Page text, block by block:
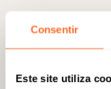
Consentir
Este site utiliza
Minato-ku, Tóquio 106-